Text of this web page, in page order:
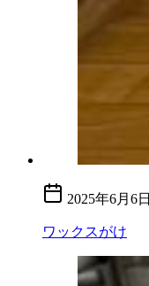
2025年6月6日
ワックスがけ